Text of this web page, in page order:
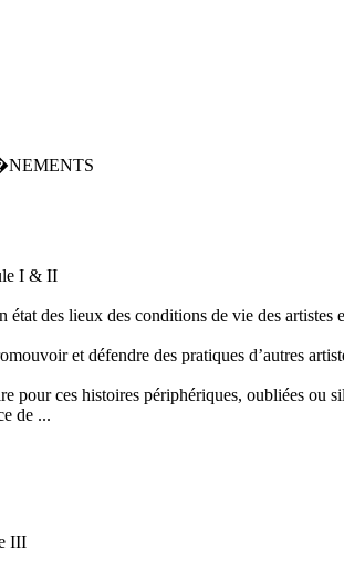
I & II
état des lieux des conditions de vie des artistes
et défendre des pratiques d’autres
pour ces histoires périphériques, oubliées ou
de ...
III